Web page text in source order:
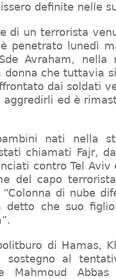
definite nelle
di un terrorista
penetrato lunedì
Avraham, nella
donna che tuttavia
dai soldati
ed è
nati nella
chiamati Fajr,
contro Tel Aviv
del capo
“Colonna di nube
detto che suo
di Hamas,
sostegno al
Mahmoud